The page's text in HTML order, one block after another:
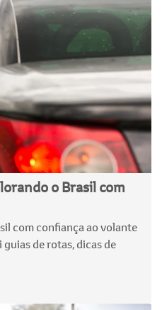
o Brasil com
com confiança ao volante
de rotas, dicas de